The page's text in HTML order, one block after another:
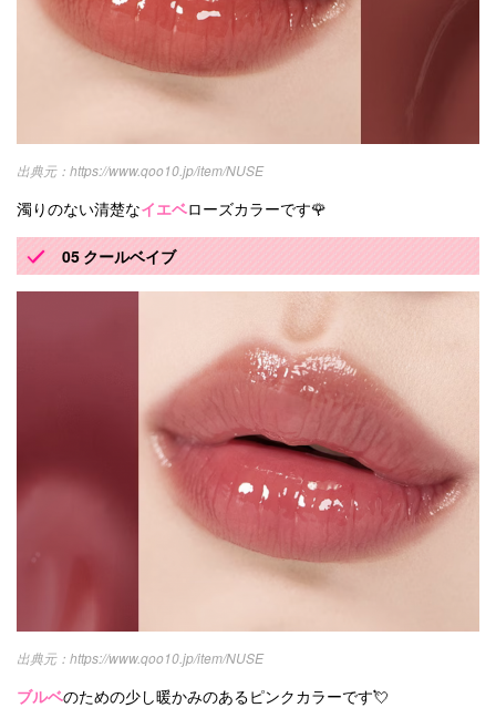
https://www.qoo10.jp/item/NUSE
濁りのない清楚なイエベローズカラーです🌹
05 クールベイブ
https://www.qoo10.jp/item/NUSE
ブルベのための少し暖かみのあるピンクカラーです💘